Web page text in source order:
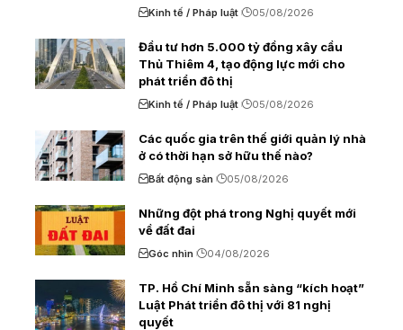
Kinh tế / Pháp luật 05/08/2026
Đầu tư hơn 5.000 tỷ đồng xây cầu
Thủ Thiêm 4, tạo động lực mới cho
phát triển đô thị
Kinh tế / Pháp luật 05/08/2026
Các quốc gia trên thế giới quản lý nhà
ở có thời hạn sở hữu thế nào?
Bất động sản 05/08/2026
Những đột phá trong Nghị quyết mới
về đất đai
Góc nhìn 04/08/2026
TP. Hồ Chí Minh sẵn sàng “kích hoạt”
Luật Phát triển đô thị với 81 nghị
quyết